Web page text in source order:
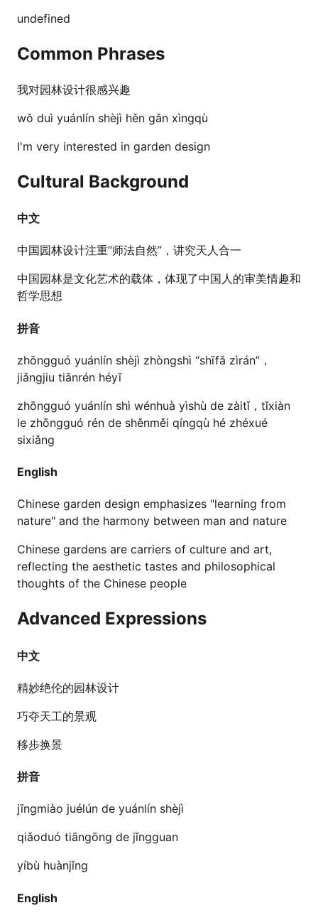
undefined
Common Phrases
我对园林设计很感兴趣
wǒ duì yuánlín shèjì hěn gǎn xìngqù
I'm very interested in garden design
Cultural Background
中文
中国园林设计注重“师法自然”，讲究天人合一
中国园林是文化艺术的载体，体现了中国人的审美情趣和
哲学思想
拼音
zhōngguó yuánlín shèjì zhòngshì “shīfǎ zìrán”，
jiǎngjiu tiānrén héyī
zhōngguó yuánlín shì wénhuà yìshù de zàitǐ，tǐxiàn
le zhōngguó rén de shěnměi qíngqù hé zhéxué
sixiǎng
English
Chinese garden design emphasizes "learning from
nature" and the harmony between man and nature
Chinese gardens are carriers of culture and art,
reflecting the aesthetic tastes and philosophical
thoughts of the Chinese people
Advanced Expressions
中文
精妙绝伦的园林设计
巧夺天工的景观
移步换景
拼音
jīngmiào juélún de yuánlín shèjì
qiǎoduó tiāngōng de jǐngguan
yíbù huànjǐng
English